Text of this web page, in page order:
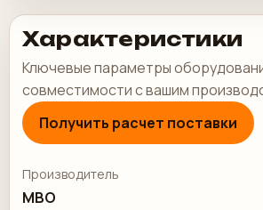
Характеристики
Ключевые параметры
совместимости с вашим
Получить расчет поставки
Производитель
MBO